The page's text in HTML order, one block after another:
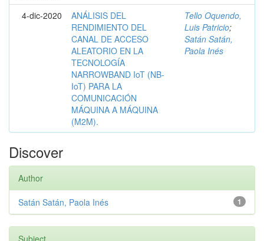
4-dic-2020
ANÁLISIS DEL
RENDIMIENTO DEL
CANAL DE ACCESO
ALEATORIO EN LA
TECNOLOGÍA
NARROWBAND IoT (NB-
IoT) PARA LA
COMUNICACIÓN
MÁQUINA A MÁQUINA
(M2M).
Tello Oquendo,
Luis Patricio;
Satán Satán,
Paola Inés
Discover
Author
1
Satán Satán, Paola Inés
Subject